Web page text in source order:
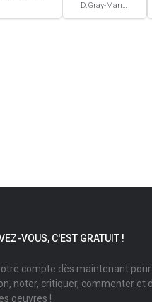
D.Gray-Man #29
VOUS, C'EST GRATUIT !
compte dès maintenant
noter, critiquer, commenter et
oeuvres !